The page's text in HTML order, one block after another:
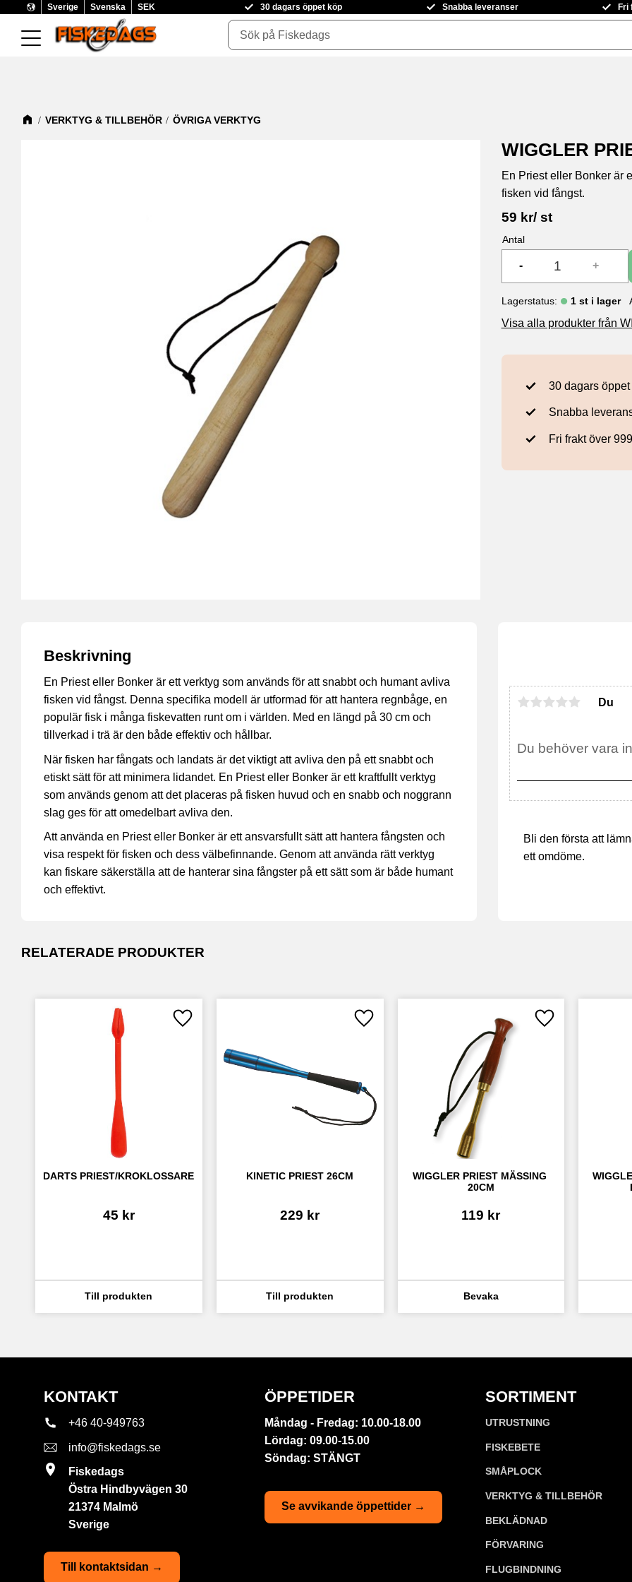
Sverige Svenska SEK 30 dagars öppet köp Snabba leveranser Fri
VERKTYG & TILLBEHÖR ÖVRIGA VERKTYG
WIGGLER
En Priest eller Bonker är
fisken vid fångst.
59 kr/ st
Antal
+
-
Lagerstatus 1 st i lager
Visa alla produkter från
30 dagars öppet
Snabba
Fri frakt över
Beskrivning
En Priest eller Bonker är ett verktyg som används för att snabbt och humant avliva
fisken vid fångst. Denna specifika modell är utformad för att hantera regnbåge, en
populär fisk i många fiskevatten runt om i världen. Med en längd på 30 cm och
tillverkad i trä är den både effektiv och hållbar.
När fisken har fångats och landats är det viktigt att avliva den på ett snabbt och
etiskt sätt för att minimera lidandet. En Priest eller Bonker är ett kraftfullt verktyg
som används genom att det placeras på fisken huvud och en snabb och noggrann
slag ges för att omedelbart avliva den.
Att använda en Priest eller Bonker är ett ansvarsfullt sätt att hantera fångsten och
visa respekt för fisken och dess välbefinnande. Genom att använda rätt verktyg
kan fiskare säkerställa att de hanterar sina fångster på ett sätt som är både humant
och effektivt.
Du
Bli den första att
ett omdöme.
RELATERADE PRODUKTER
DARTS PRIEST/KROKLOSSARE
45 kr
Lägg till i favoriter
KINETIC PRIEST 26CM
229 kr
Lägg till i favoriter
WIGGLER PRIEST MÄSSING
20CM
119 kr
Lägg till i favoriter
KONTAKT
+46 40-949763
info@fiskedags.se
Fiskedags
Östra Hindbyvägen 30
21374 Malmö
Sverige
Till kontaktsidan →
ÖPPETIDER
Måndag - Fredag: 10.00-18.00
Lördag: 09.00-15.00
Söndag: STÄNGT
Se avvikande öppettider →
SORTIMENT
UTRUSTNING
FISKEBETE
SMÅPLOCK
VERKTYG & TILLBEHÖR
BEKLÄDNAD
FÖRVARING
FLUGBINDNING